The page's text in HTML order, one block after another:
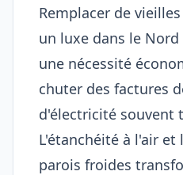
Remplacer de
un luxe dans le Nord
une nécessité
chuter des factures
d'électricité souvent
L'étanchéité à l'air et
parois froides